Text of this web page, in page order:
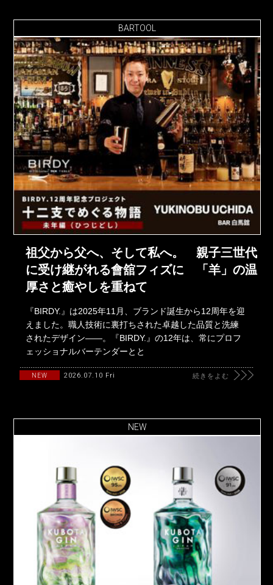
BARTOOL
祖父から父へ、そして私へ。 親子三世代
に受け継がれる會舘フィズに 「羊」の温
厚さと癒やしを重ねて
『BIRDY.』は2025年11月、ブランド誕生から12周年を迎
えました。職人技術に裏打ちされた卓越した品質と洗練
されたデザイン――。『BIRDY.』の12年は、常にプロフ
ェッショナルバーテンダーとと
NEW 2026.07.10 Fri 続きをよむ
NEW